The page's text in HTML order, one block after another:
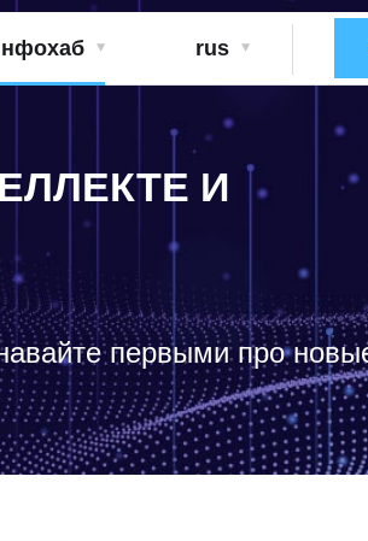
rus
И
первыми про